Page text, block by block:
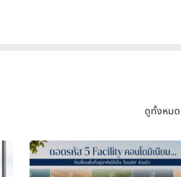
ดูทั้งหมด